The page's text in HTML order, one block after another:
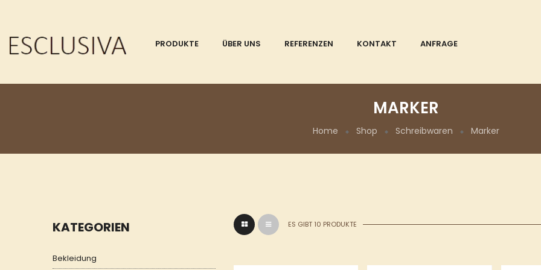
PRODUKTE ÜBER UNS REFERENZEN KONTAKT ANFRAGE
MARKER
Home Shop Schreibwaren Marker
KATEGORIEN
Bekleidung
ES GIBT 10 PRODUKTE